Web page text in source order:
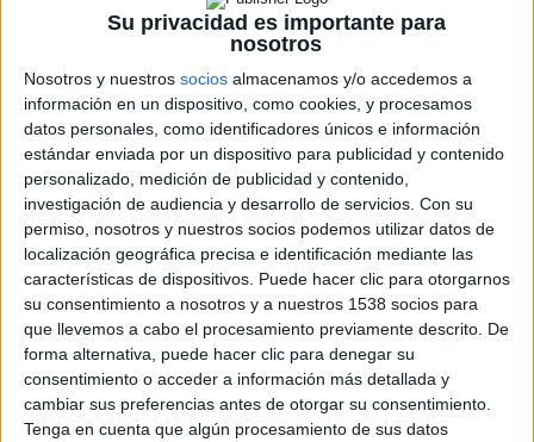
Su privacidad es importante para
nosotros
Nosotros y nuestros socios almacenamos y/o accedemos a
información en un dispositivo, como cookies, y procesamos
datos personales, como identificadores únicos e información
estándar enviada por un dispositivo para publicidad y contenido
personalizado, medición de publicidad y contenido,
investigación de audiencia y desarrollo de servicios. Con su
permiso, nosotros y nuestros socios podemos utilizar datos de
localización geográfica precisa e identificación mediante las
características de dispositivos. Puede hacer clic para otorgarnos
su consentimiento a nosotros y a nuestros 1538 socios para
que llevemos a cabo el procesamiento previamente descrito. De
forma alternativa, puede hacer clic para denegar su
consentimiento o acceder a información más detallada y
cambiar sus preferencias antes de otorgar su consentimiento.
Tenga en cuenta que algún procesamiento de sus datos
David Pérez "Davicine" - 17 diciembre, 2019
Escalofriante tráiler sin censura
de ‘La maldición (The Grudge)’
David Pérez "Davicine" - 13 diciembre, 2019
Póster internacional de la nueva
versión de ‘La maldición (The
Grudge)’
David Pérez "Davicine" 9 noviembre, 2019
Nuevo póster y terrorífico primer
tráiler de ‘La maldición (The
Grudge)’
David Pérez "Davicine" - 28 octubre, 2019